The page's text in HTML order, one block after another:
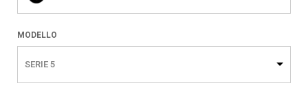
MODELLO
SERIE 5